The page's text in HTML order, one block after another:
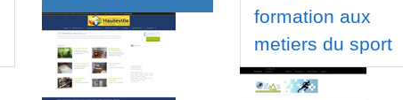
formation aux
metiers du sport